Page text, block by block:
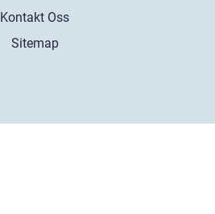
Kontakt Oss
Sitemap